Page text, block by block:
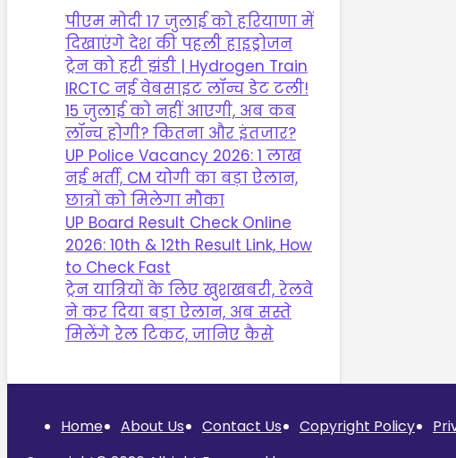
पीएम मोदी 17 जुलाई को हरियाणा में
दिखाएंगे देश की पहली हाइड्रोजन
ट्रेन को हरी झंडी | Hydrogen Train
IRCTC नई वेबसाइट लॉन्च डेट टली!
15 जुलाई को नहीं आएगी, अब कब
लॉन्च होगी? कितना और इंतजार?
UP Police Vacancy 2026: 1 लाख
नई भर्ती, CM योगी का बड़ा ऐलान,
छात्रों को मिलेगा मौका
UP Board Result Check Online
2026: 10th & 12th Result Link, How
to Check Fast
ट्रेन यात्रियों के लिए खुशखबरी, रेलवे
ने कर दिया बड़ा ऐलान, अब सस्ते
मिलेंगे रेल टिकट, जानिए कैसे
Home About Us Contact Us Copyright Policy